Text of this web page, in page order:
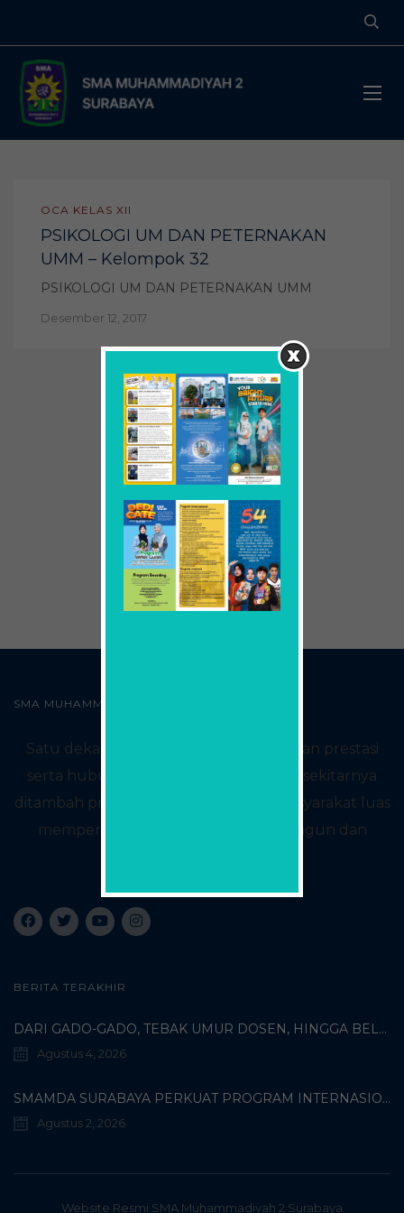
OCA KELAS XII
PSIKOLOGI UM DAN PETERNAKAN
UMM – Kelompok 32
PSIKOLOGI UM DAN PETERNAKAN UMM
Desember 12, 2017
SMA MUHAMMADIYAH2 SURABAYA
Satu dekade yang kaya akan sejarah dan prestasi
serta hubungan baik dengan sekolah sekitarnya
ditambah proses konsultasi dengan masyarakat luas
mempersiapkan kita untuk membangun dan
BERITA TERAKHIR
DARI GADO-GADO, TEBAK UMUR DOSEN, HINGGA BELI PECI MUHAMMADIYAH: TERUNGKAPNYA KISAH UNIK 3 MAHASISWA TURKI DI SMAMDA!
Agustus 4, 2026
SMAMDA SURABAYA PERKUAT PROGRAM INTERNASIONAL MELALUI KOORDINASI BERSAMA WALI MURID KELAS X
Agustus 2, 2026
Website Resmi SMA Muhammadiyah 2 Surabaya